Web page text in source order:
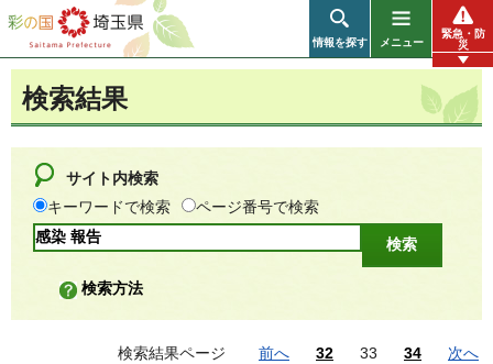
彩の国 埼玉県
情報を探す メニュー
緊急・防
災
検索結果
サイト内検索
キーワードで検索
ページ番号で検索
検索方法
検索結果ページ 前へ 32 33 34 次へ